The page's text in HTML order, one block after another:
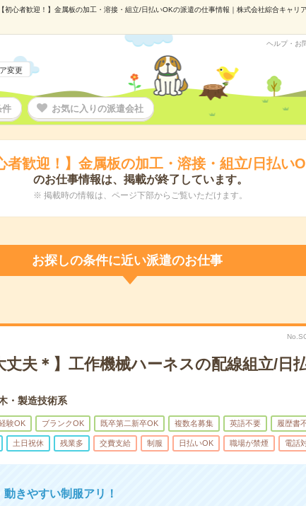
【初心者歓迎！】金属板の加工・溶接・組立/日払いOKの派遣の仕事情報｜株式会社綜合キャ
変更
ヘルプ・お
件 お気に入りの派遣会社
者歓迎！】金属板の加工・溶接・組立/日払い
のお仕事情報は、掲載が終了しています。
※ 掲載時の情報は、ページ下部からご覧いただけます。
お探しの条件に近い派遣のお仕事
丈夫＊】工作機械ハーネスの配線組立/日
・製造技術系
験OK ブランクOK 既卒第二新卒OK 複数名募集 英語不要 履歴書
土日祝休 残業多 交費支給 制服 日払いOK 職場が禁煙 電話
きやすい制服アリ！